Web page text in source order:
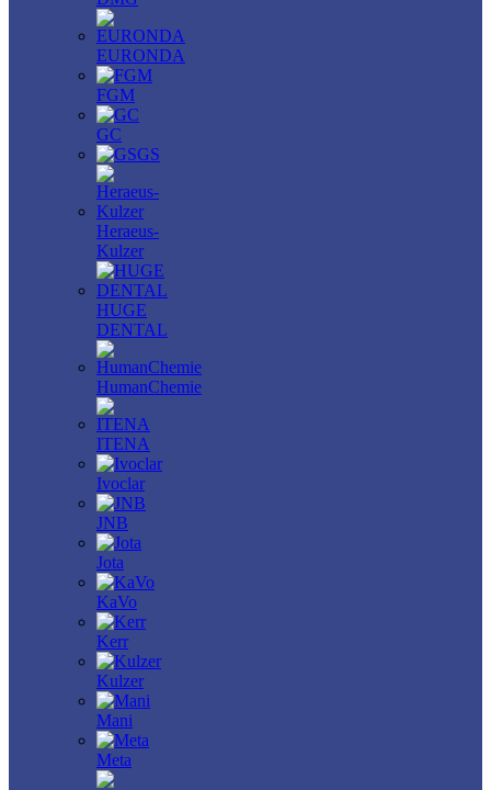
EURONDA
FGM
GC
GS
Heraeus-
Kulzer
HUGE
DENTAL
HumanChemie
ITENA
Ivoclar
JNB
Jota
KaVo
Kerr
Kulzer
Mani
Meta